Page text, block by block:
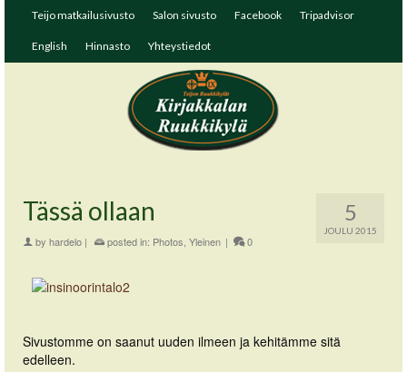
Teijo matkailusivusto Salon sivusto Facebook Tripadvisor
English Hinnasto Yhteystiedot
5
JOULU 2015
Tässä ollaan
by hardelo | posted in: Photos Yleinen | 0
Sivustomme on saanut uuden ilmeen ja kehitämme sitä
edelleen.